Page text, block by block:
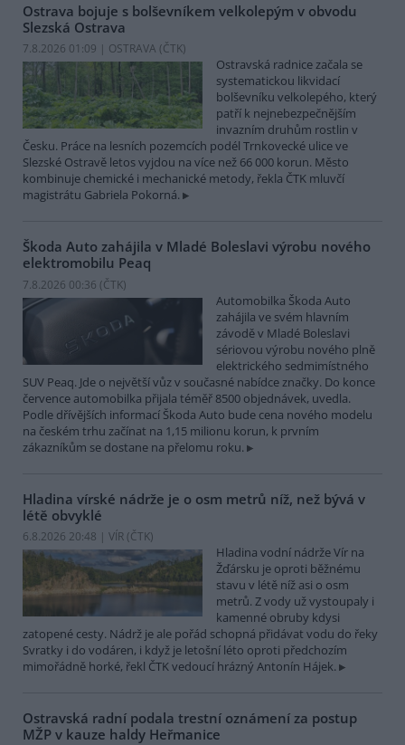
Ostrava bojuje s bolševníkem velkolepým v obvodu
Slezská Ostrava
7.8.2026 01:09 | OSTRAVA (ČTK)
Ostravská radnice začala se
systematickou likvidací
bolševníku velkolepého, který
patří k nejnebezpečnějším
invazním druhům rostlin v
Česku. Práce na lesních pozemcích podél Trnkovecké ulice ve
Slezské Ostravě letos vyjdou na více než 66 000 korun. Město
kombinuje chemické i mechanické metody, řekla ČTK mluvčí
magistrátu Gabriela Pokorná.
Škoda Auto zahájila v Mladé Boleslavi výrobu nového
elektromobilu Peaq
7.8.2026 00:36 (ČTK)
Automobilka Škoda Auto
zahájila ve svém hlavním
závodě v Mladé Boleslavi
sériovou výrobu nového plně
elektrického sedmimístného
SUV Peaq. Jde o největší vůz v současné nabídce značky. Do konce
července automobilka přijala téměř 8500 objednávek, uvedla.
Podle dřívějších informací Škoda Auto bude cena nového modelu
na českém trhu začínat na 1,15 milionu korun, k prvním
zákazníkům se dostane na přelomu roku.
Hladina vírské nádrže je o osm metrů níž, než bývá v
létě obvyklé
6.8.2026 20:48 | VÍR (ČTK)
Hladina vodní nádrže Vír na
Žďársku je oproti běžnému
stavu v létě níž asi o osm
metrů. Z vody už vystoupaly i
kamenné obruby kdysi
zatopené cesty. Nádrž je ale pořád schopná přidávat vodu do řeky
Svratky i do vodáren, i když je letošní léto oproti předchozím
mimořádně horké, řekl ČTK vedoucí hrázný Antonín Hájek.
Ostravská radní podala trestní oznámení za postup
MŽP v kauze haldy Heřmanice